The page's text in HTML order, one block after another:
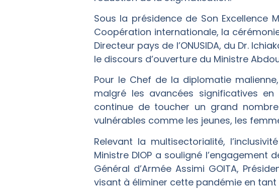
Sous la présidence de Son Excellence
Coopération internationale, la
Directeur pays de l’ONUSIDA, du Dr.
le discours d’ouverture du Ministre
Pour le Chef de la diplomatie
malgré les avancées significatives
continue de toucher un grand
vulnérables comme les jeunes, les
Relevant la multisectorialité,
Ministre DIOP a souligné
Général d’Armée Assimi GOITA,
visant à éliminer cette pandémie en